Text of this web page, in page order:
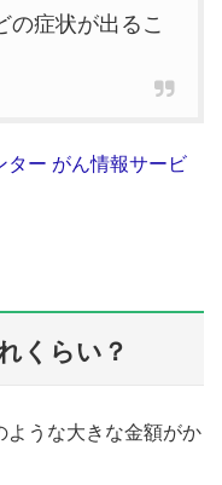
の症状が出るこ
ター がん情報サービ
くらい？
ような大きな金額がか